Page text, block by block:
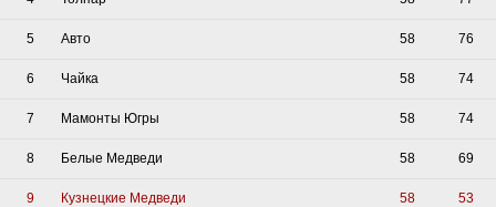
5 Авто 58 76
6 Чайка 58 74
7 Мамонты Югры 58 74
8 Белые Медведи 58 69
9 Кузнецкие Медведи 58 53